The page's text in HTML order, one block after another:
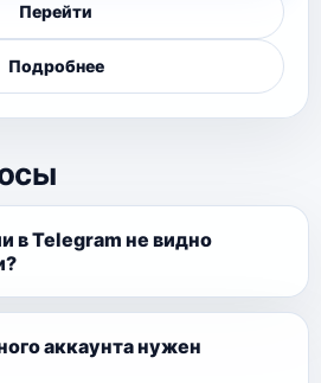
Перейти
Подробнее
в Telegram не видно
аккаунта нужен